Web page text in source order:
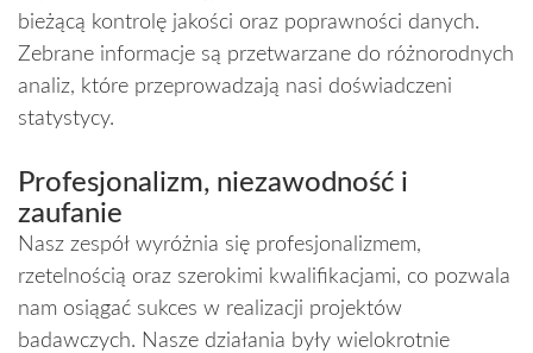
bieżącą kontrolę jakości oraz poprawności danych.
Zebrane informacje są przetwarzane do różnorodnych
analiz, które przeprowadzają nasi doświadczeni
statystycy.
Profesjonalizm, niezawodność i
zaufanie
Nasz zespół wyróżnia się profesjonalizmem,
rzetelnością oraz szerokimi kwalifikacjami, co pozwala
nam osiągać sukces w realizacji projektów
badawczych. Nasze działania były wielokrotnie